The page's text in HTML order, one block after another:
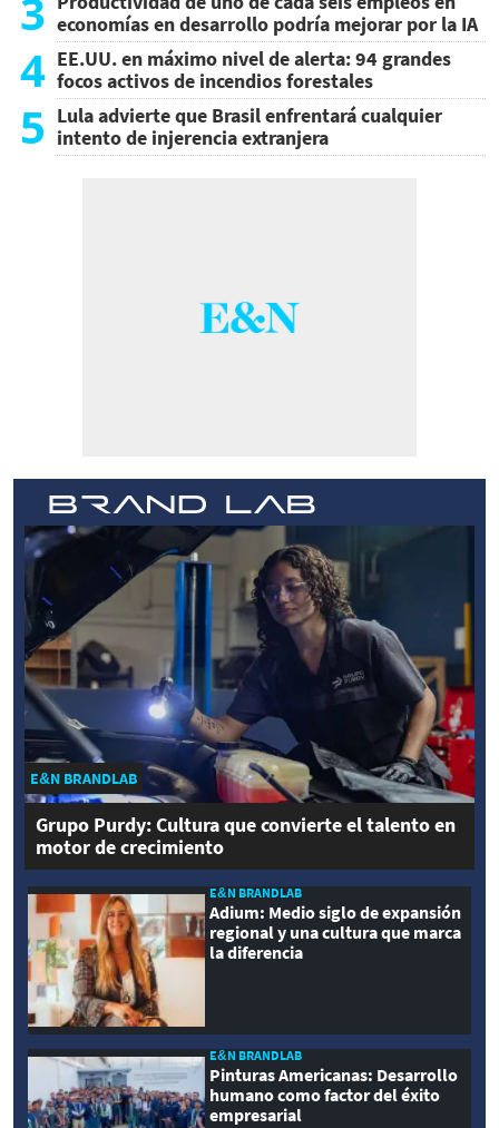
3 economías en desarrollo podría mejorar por la IA
4 EE.UU. en máximo nivel de alerta: 94 grandes
focos activos de incendios forestales
5 Lula advierte que Brasil enfrentará cualquier
intento de injerencia extranjera
E&N BRANDLAB
Grupo Purdy: Cultura que convierte el talento en
motor de crecimiento
E&N BRANDLAB
Adium: Medio siglo de expansión
regional y una cultura que marca
la diferencia
E&N BRANDLAB
Pinturas Americanas: Desarrollo
humano como factor del éxito
empresarial